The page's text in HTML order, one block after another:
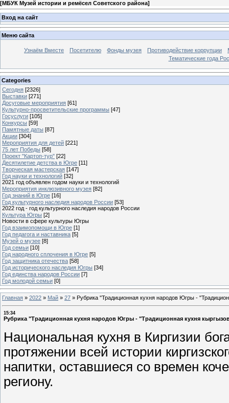
[МБУК Музей истории и ремёсел Советского района]
Вход на сайт
Меню сайта
Узнаём Вместе Посетителю Фонды музея Противодействие коррупции
Тематические года
Categories
Сегодня [2326]
Выставки [271]
Досуговые мероприятия [61]
Культурно-просветительские программы [47]
Госуслуги [105]
Конкурсы [59]
Памятные даты [87]
Акции [304]
Мероприятия для детей [221]
75 лет Победы [58]
Проект "Картоп-тур" [22]
Десятилетие детства в Югре [11]
Творческая мастерская [147]
Год науки и технологий [32]
2021 год объявлен годом науки и технологий
Мероприятия инклюзивного музея [82]
Год знаний в Югре [16]
Год культурного наследия народов России [53]
2022 год - год культурного наследия народов России
Культура Югры [2]
Новости в сфере культуры Югры
Год взаимопомощи в Югре [1]
Год педагога и наставника [5]
Музей о музее [8]
Год семьи [10]
Год народного сплочения в Югре [5]
Год защитника отечества [58]
Год исторического наследия Югры [34]
Год единства народов России [7]
Год молодой семьи [0]
Главная » 2022 » Май » 27 » Рубрика "Традиционная кухня народов Югры -
15:34
Рубрика "Традиционная кухня народов Югры - "Традиционная кухня
Национальная кухня в Киргизии
протяжении всей истории
напитки, оставшиеся со времен
региону.